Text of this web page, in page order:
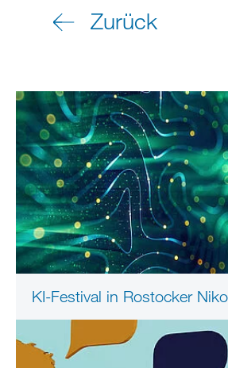
Zurück
KI-Festival in Rostocker